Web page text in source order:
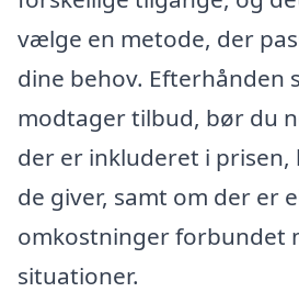
vælge en metode, der
dine behov. Efterhånden
modtager tilbud, bør du
der er inkluderet i
de giver, samt om der er
omkostninger forbundet
situationer.